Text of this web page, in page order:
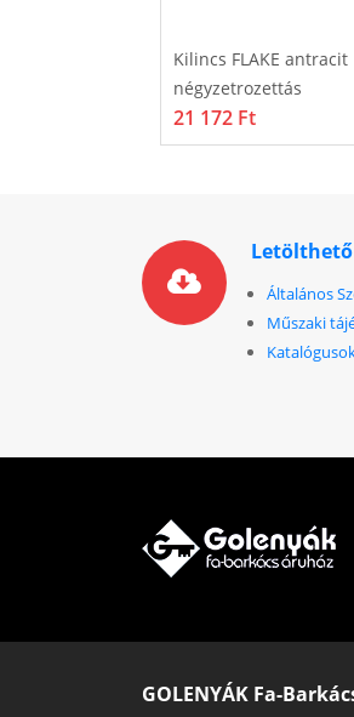
Kilincs FLAKE antracit
négyzetrozettás
21 172 Ft
Általános
Műszaki
GOLENYÁK Fa-